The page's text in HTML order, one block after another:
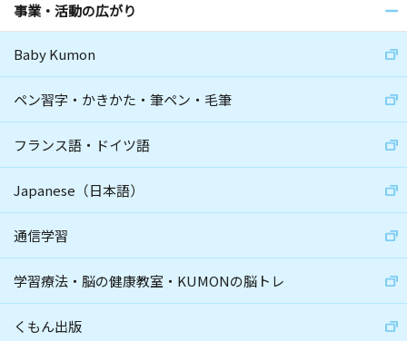
事業・活動の広がり
Baby Kumon
ペン習字・かきかた・筆ペン・毛筆
フランス語・ドイツ語
Japanese（日本語）
通信学習
学習療法・脳の健康教室・KUMONの脳トレ
くもん出版